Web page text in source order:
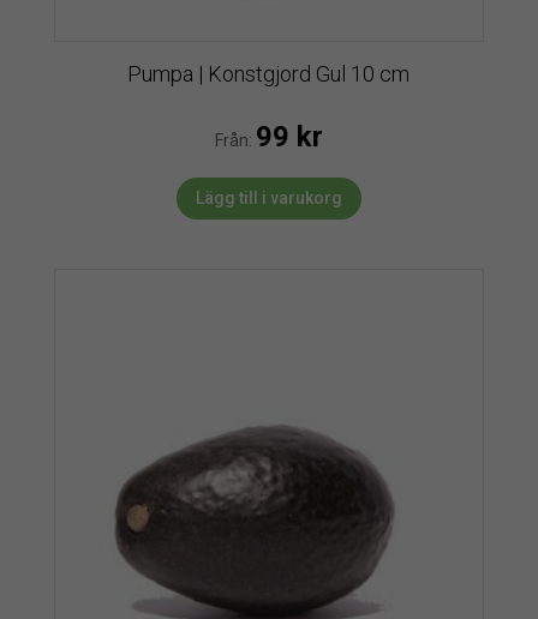
Pumpa | Konstgjord Gul 10 cm
Från: 99 kr
Lägg till i varukorg